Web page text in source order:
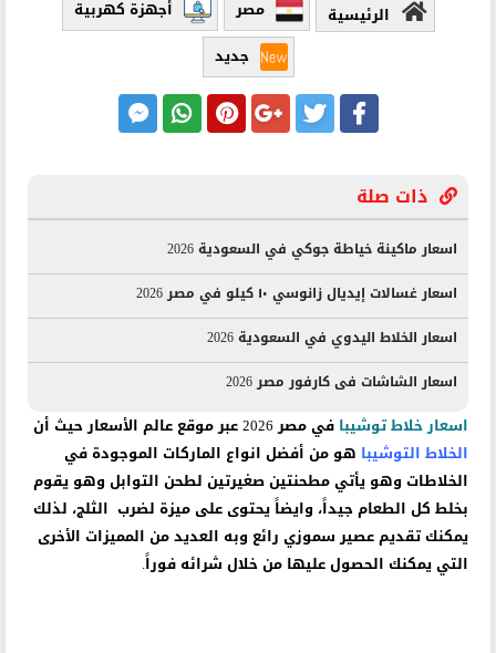
الرئيسية مصر
أجهزة كهربية
جديد
ذات صلة
اسعار ماكينة خياطة جوكي في السعودية 2026
اسعار غسالات إيديال زانوسي ١٠ كيلو في مصر 2026
اسعار الخلاط اليدوي في السعودية 2026
اسعار الشاشات فى كارفور مصر 2026
اسعار خلاط توشيبا في مصر 2026 عبر موقع عالم الأسعار حيث أن
الخلاط التوشيبا هو من أفضل انواع الماركات الموجودة في
الخلاطات وهو يأتي مطحنتين صغيرتين لطحن التوابل وهو يقوم
بخلط كل الطعام جيداً، وايضاً يحتوى على ميزة لضرب الثلج، لذلك
يمكنك تقديم عصير سموزي رائع وبه العديد من المميزات الأخرى
التي يمكنك الحصول عليها من خلال شرائه فوراً.